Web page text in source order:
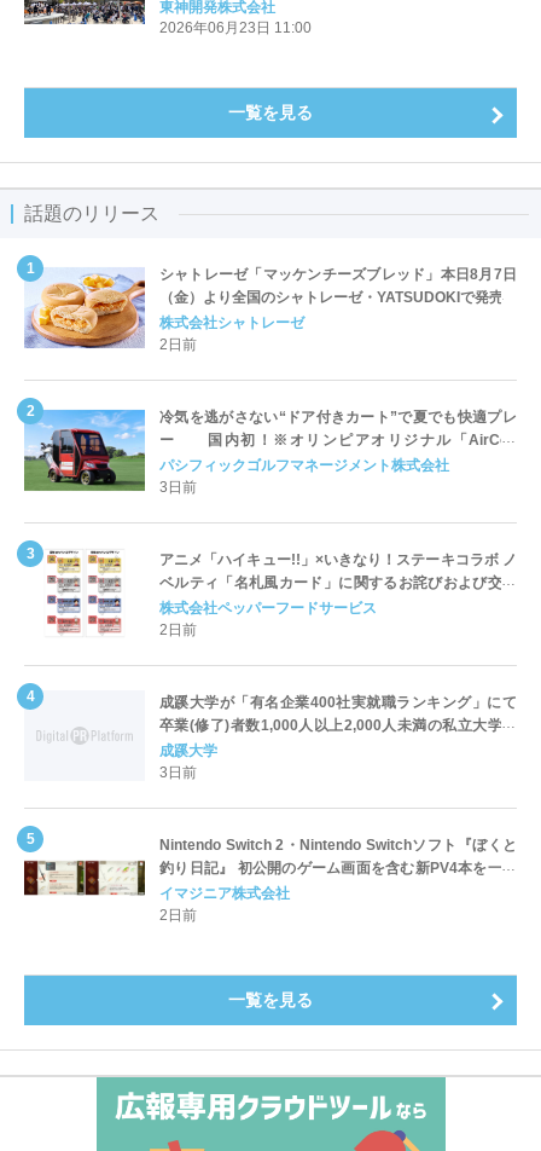
東神開発株式会社
2026年06月23日 11:00
一覧を見る
話題のリリース
シャトレーゼ「マッケンチーズブレッド」本日8月7日
（金）より全国のシャトレーゼ・YATSUDOKIで発売
株式会社シャトレーゼ
2日前
冷気を逃がさない“ドア付きカート”で夏でも快適プレ
ー 国内初！※オリンピアオリジナル「AirCon
Cart（エアコンカート）」導入 | ＰＧＭ
パシフィックゴルフマネージメント株式会社
3日前
アニメ「ハイキュー!!」×いきなり！ステーキコラボ ノ
ベルティ「名札風カード」に関するお詫びおよび交換
対応についてのご案内
株式会社ペッパーフードサービス
2日前
成蹊大学が「有名企業400社実就職ランキング」にて
卒業(修了)者数1,000人以上2,000人未満の私立大学で
全国第1位を獲得！～実就職率は26.5%（前年比＋
4.3pt）に伸長、東京の私立大学でも10位にランクイン
成蹊大学
3日前
Nintendo Switch 2・Nintendo Switchソフト『ぼくと
釣り日記』 初公開のゲーム画面を含む新PV4本を一挙
公開！
イマジニア株式会社
2日前
一覧を見る